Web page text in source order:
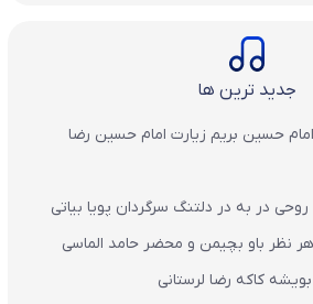
جدید ترین ها
حسین بریم زیارت امام حسین رضا
در به در دلتنگ سرگردان پویا بیاتی
نظر باو بچیمن و محضر حامد الماسی
کاکه رضا لرستانی